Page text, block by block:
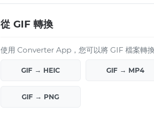
從 GIF 轉換
使用 Converter App，您可以將 GIF 檔案轉換
GIF → HEIC GIF → MP4
GIF → PNG